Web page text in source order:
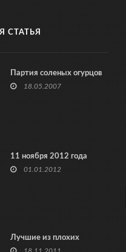
СТАТЬЯ
Партия соленых огурцов
18.05.2007
11 ноября 2012 года
01.01.2012
Лучшие из плохих